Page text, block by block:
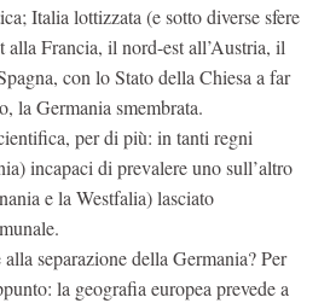
Italia lottizzata (e sotto diverse sfere
alla Francia, il nord-est all’Austria, il
con lo Stato della Chiesa a far
la Germania smembrata.
per di più: in tanti regni
incapaci di prevalere uno sull’altro
e la Westfalia) lasciato
separazione della Germania? Per
la geografia europea prevede a